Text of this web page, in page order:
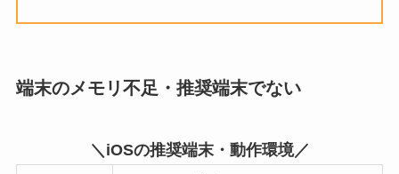
端末のメモリ不足・推奨端末でない
＼iOSの推奨端末・動作環境／